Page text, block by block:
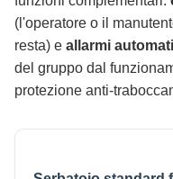
(l'operatore o il
resta) e allarmi
del gruppo dal
protezione anti-